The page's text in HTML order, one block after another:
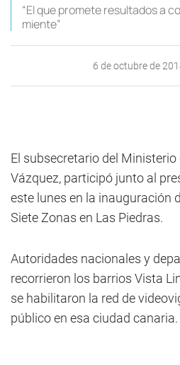
“El que promete resultados a
miente”
6 de octubre de
El subsecretario del Ministerio
Vázquez, participó junto al
este lunes en la inauguración
Siete Zonas en Las Piedras.
Autoridades nacionales y
recorrieron los barrios Vista
se habilitaron la red de
público en esa ciudad canaria.